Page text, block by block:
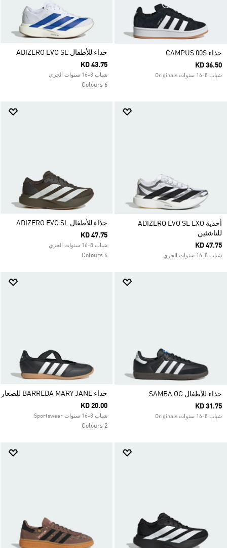
حذاء CAMPUS 00S
KD 36.50
شباب 8-16 سنوات Originals
حذاء للأطفال ADIZERO EVO SL
KD 43.75
شباب 8-16 سنوات الجري
6 Colours
أحذية ADIZERO EVO SL EXO
للناشئين
KD 47.75
شباب 8-16 سنوات الجري
حذاء للأطفال ADIZERO EVO SL
KD 47.75
شباب 8-16 سنوات الجري
6 Colours
حذاء للأطفال SAMBA OG
KD 31.75
شباب 8-16 سنوات Originals
حذاء BARREDA MARY JANE للصغار
KD 20.00
شباب 8-16 سنوات Sportswear
2 Colours